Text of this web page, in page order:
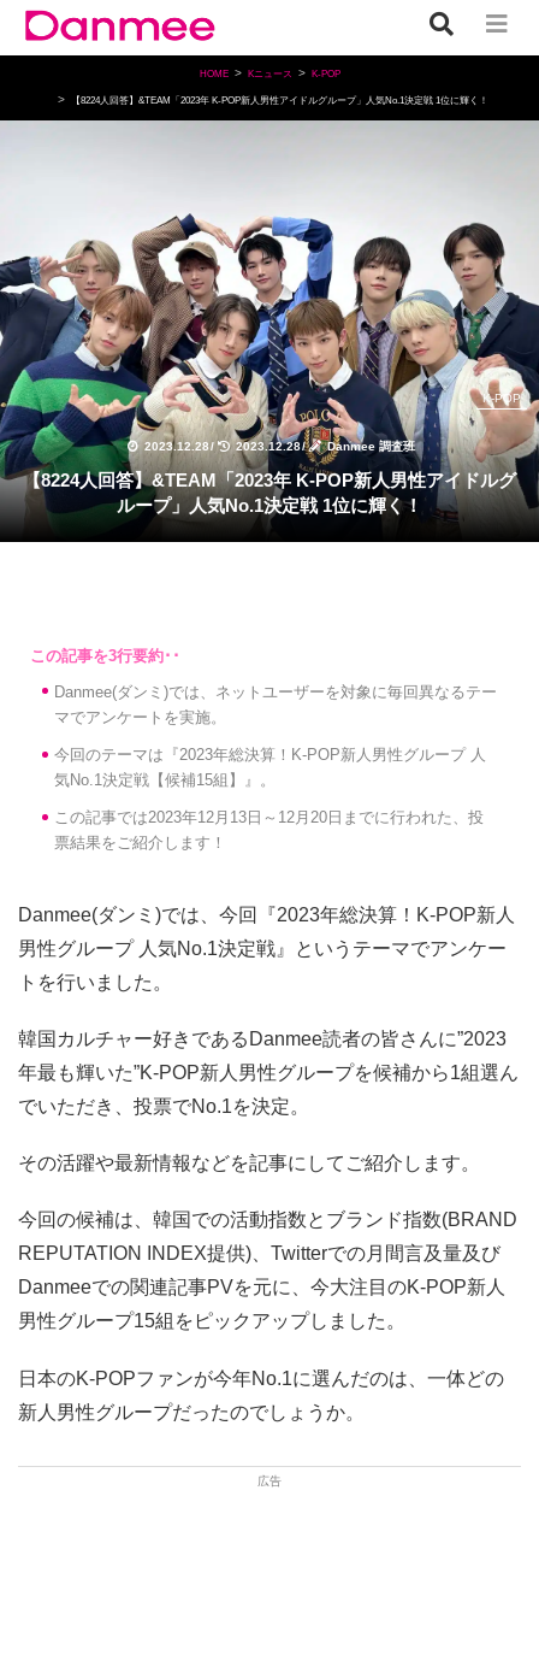
HOME Kニュース K-POP
【8224人回答】&TEAM「2023年 K-POP新人男性アイドルグループ」人気No.1決定戦 1位に輝く！
2023.12.28/ 2023.12.28/ Danmee 調査班
K-POP
【8224人回答】&TEAM「2023年 K-POP新人男性アイドルグ
ループ」人気No.1決定戦 1位に輝く！
Danmee(ダンミ)では、ネットユーザーを対象に毎回異なるテー
マでアンケートを実施。
今回のテーマは『2023年総決算！K-POP新人男性グループ 人
気No.1決定戦【候補15組】』。
この記事では2023年12月13日～12月20日までに行われた、投
票結果をご紹介します！
Danmee(ダンミ)では、今回『2023年総決算！K-POP新人
男性グループ 人気No.1決定戦』というテーマでアンケー
トを行いました。
韓国カルチャー好きであるDanmee読者の皆さんに”2023
年最も輝いた”K-POP新人男性グループを候補から1組選ん
でいただき、投票でNo.1を決定。
その活躍や最新情報などを記事にしてご紹介します。
今回の候補は、韓国での活動指数とブランド指数(BRAND
REPUTATION INDEX提供)、Twitterでの月間言及量及び
Danmeeでの関連記事PVを元に、今大注目のK-POP新人
男性グループ15組をピックアップしました。
日本のK-POPファンが今年No.1に選んだのは、一体どの
新人男性グループだったのでしょうか。